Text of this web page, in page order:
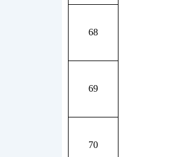
68
69
70